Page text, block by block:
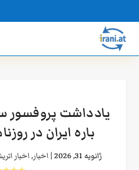
یادداشت پروفسور
باره ایران در
ژانویه 31, 2026 |اخبار,اخبار